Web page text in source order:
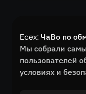
Ecex: ЧаВо по
Мы собрали
пользователей
условиях и